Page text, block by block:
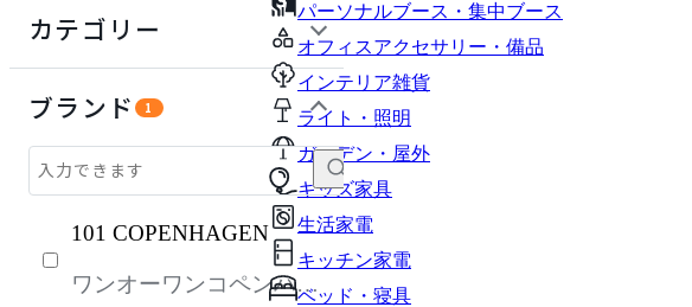
パーソナルブース・集中ブース
オフィスアクセサリー・備品
インテリア雑貨
ライト・照明
ガーデン・屋外
キッズ家具
生活家電
キッチン家電
ベッド・寝具
カテゴリー
収納家具
パーソナルブース・集中ブース
ブランド 1
101 COPENHAGEN
ワンオーワンコペンハー